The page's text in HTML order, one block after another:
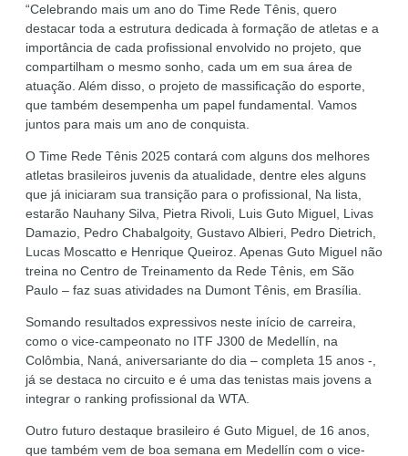
“Celebrando mais um ano do Time Rede Tênis, quero
destacar toda a estrutura dedicada à formação de atletas e a
importância de cada profissional envolvido no projeto, que
compartilham o mesmo sonho, cada um em sua área de
atuação. Além disso, o projeto de massificação do esporte,
que também desempenha um papel fundamental. Vamos
juntos para mais um ano de conquista.
O Time Rede Tênis 2025 contará com alguns dos melhores
atletas brasileiros juvenis da atualidade, dentre eles alguns
que já iniciaram sua transição para o profissional, Na lista,
estarão Nauhany Silva, Pietra Rivoli, Luis Guto Miguel, Livas
Damazio, Pedro Chabalgoity, Gustavo Albieri, Pedro Dietrich,
Lucas Moscatto e Henrique Queiroz. Apenas Guto Miguel não
treina no Centro de Treinamento da Rede Tênis, em São
Paulo – faz suas atividades na Dumont Tênis, em Brasília.
Somando resultados expressivos neste início de carreira,
como o vice-campeonato no ITF J300 de Medellín, na
Colômbia, Naná, aniversariante do dia – completa 15 anos -,
já se destaca no circuito e é uma das tenistas mais jovens a
integrar o ranking profissional da WTA.
Outro futuro destaque brasileiro é Guto Miguel, de 16 anos,
que também vem de boa semana em Medellín com o vice-